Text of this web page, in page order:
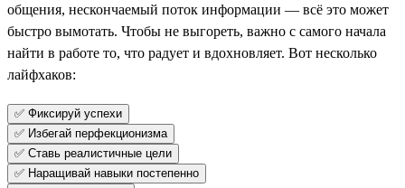
общения, нескончаемый поток информации — всё это может
быстро вымотать. Чтобы не выгореть, важно с самого начала
найти в работе то, что радует и вдохновляет. Вот несколько
лайфхаков:
✅ Фиксируй успехи
✅ Избегай перфекционизма
✅ Ставь реалистичные цели
✅ Наращивай навыки постепенно